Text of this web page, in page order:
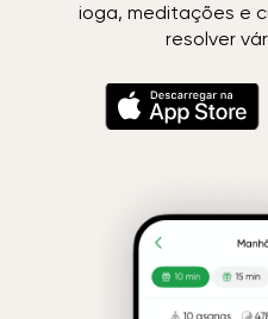
ioga, meditações e
resolver